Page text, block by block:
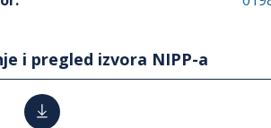
i pregled izvora NIPP-a